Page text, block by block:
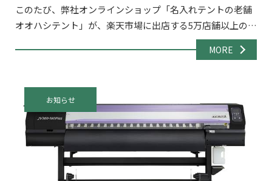
ザ・マンス」を受賞!
このたび、弊社オンラインショップ「名入れテントの老舗
オオハシテント」が、楽天市場に出店する5万店舗以上の中
から選出される『楽天ショップ・オブ・ザ・マンス 2025年
2月度 ジャンル賞』「アウトドア・レジャー」部門を受賞
MORE
お知らせ